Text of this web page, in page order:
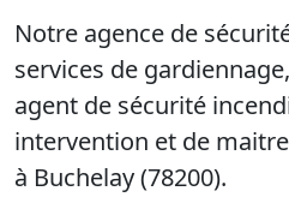
Notre agence de
services de
agent de sécurité
intervention et de
à Buchelay (78200).